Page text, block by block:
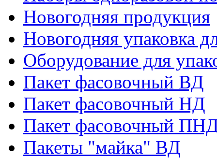
Новогодняя продукция
Новогодняя упаковка
Оборудование для
Пакет фасовочный ВД
Пакет фасовочный НД
Пакет фасовочный
Пакеты "майка" ВД